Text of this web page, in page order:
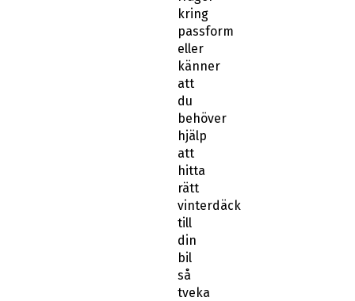
kring
passform
eller
känner
att
du
behöver
hjälp
att
hitta
rätt
vinterdäck
till
din
bil
så
tveka